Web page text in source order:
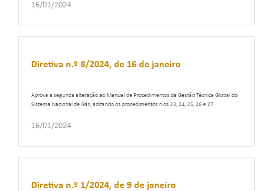
16/01/2024
Diretiva n.º 8/2024, de 16 de janeiro
Aprova a segunda alteração ao Manual de Procedimentos da Gestão Técnica Global do
Sistema Nacional de Gás, aditando os procedimentos n.os 23, 24, 25, 26 e 27
16/01/2024
Diretiva n.º 1/2024, de 9 de janeiro